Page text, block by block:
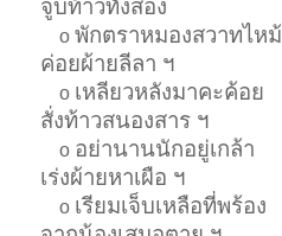
o พักตราหมองสวาทไหม้
ค่อยผ้ายลีลา ฯ
o เหลียวหลังมาคะค้อย
สั่งท้าวสนองสาร ฯ
o อย่านานนักอยู่เกล้า
เร่งผ้ายหาเผือ ฯ
o เรียมเจ็บเหลือที่พร้อง